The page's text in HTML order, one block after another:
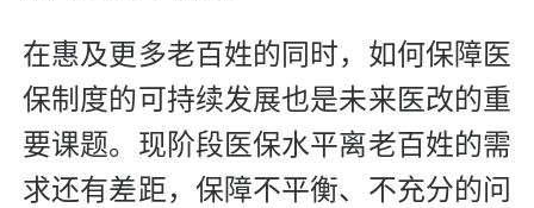
在惠及更多老百姓的同时，如何保障医
保制度的可持续发展也是未来医改的重
要课题。现阶段医保水平离老百姓的需
求还有差距，保障不平衡、不充分的问